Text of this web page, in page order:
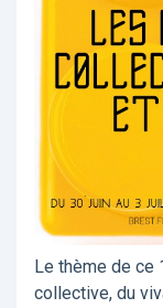
Le thème de
collective, du